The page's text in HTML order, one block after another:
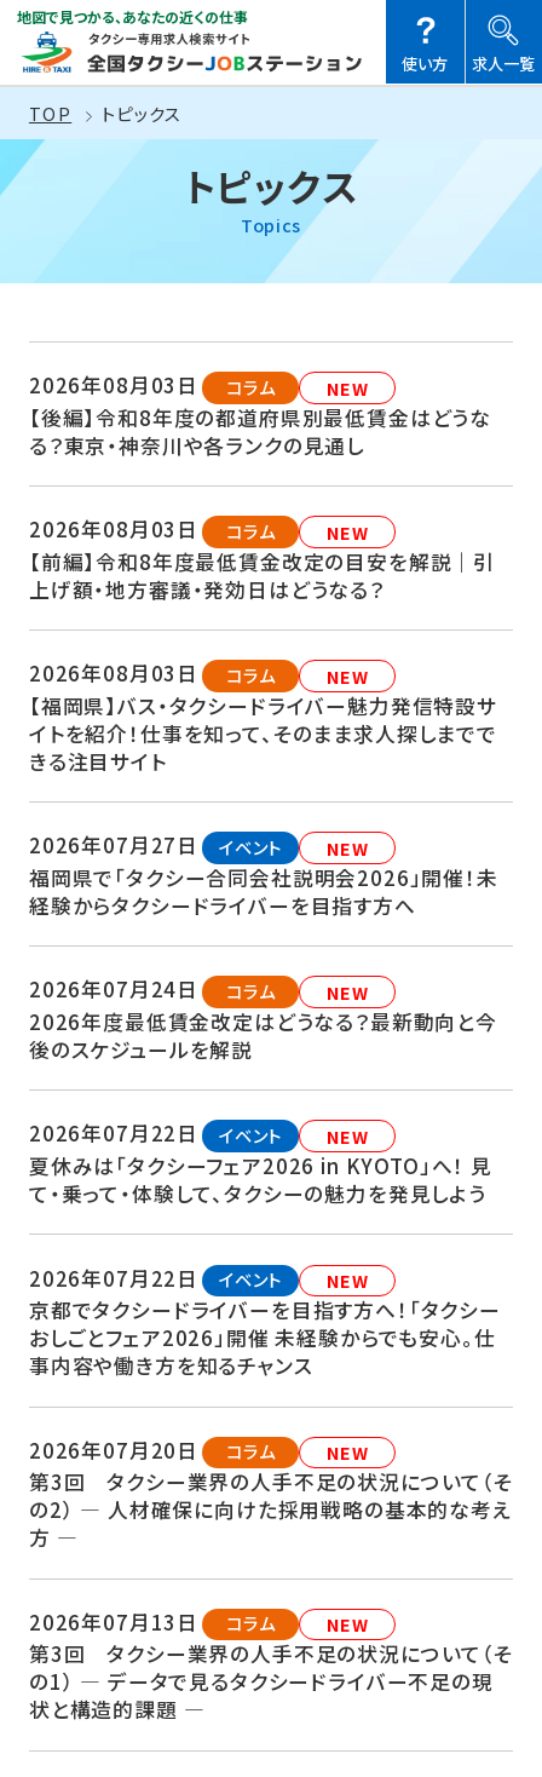
地図で見つかる、あなたの近くの仕事
使い方 求人一覧
TOP トピックス
トピックス
Topics
2026年08月03日 コラム NEW
【後編】令和8年度の都道府県別最低賃金はどうな
る？東京・神奈川や各ランクの見通し
2026年08月03日 コラム NEW
【前編】令和8年度最低賃金改定の目安を解説｜引
上げ額・地方審議・発効日はどうなる？
2026年08月03日 コラム NEW
【福岡県】バス・タクシードライバー魅力発信特設サ
イトを紹介！仕事を知って、そのまま求人探しまでで
きる注目サイト
2026年07月27日 イベント NEW
福岡県で「タクシー合同会社説明会2026」開催！未
経験からタクシードライバーを目指す方へ
2026年07月24日 コラム NEW
2026年度最低賃金改定はどうなる？最新動向と今
後のスケジュールを解説
2026年07月22日 イベント NEW
夏休みは「タクシーフェア2026 in KYOTO」へ！ 見
て・乗って・体験して、タクシーの魅力を発見しよう
2026年07月22日 イベント NEW
京都でタクシードライバーを目指す方へ！「タクシー
おしごとフェア2026」開催 未経験からでも安心。仕
事内容や働き方を知るチャンス
2026年07月20日 コラム NEW
第3回 タクシー業界の人手不足の状況について（そ
の2） ― 人材確保に向けた採用戦略の基本的な考え
方 ―
2026年07月13日 コラム NEW
第3回 タクシー業界の人手不足の状況について（そ
の1） ― データで見るタクシードライバー不足の現
状と構造的課題 ―